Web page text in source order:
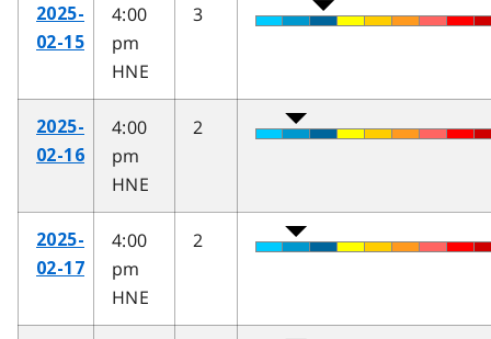
2025-
02-15
4:00
pm
HNE
3
2025-
02-16
4:00
pm
HNE
2
2025-
02-17
4:00
pm
HNE
2